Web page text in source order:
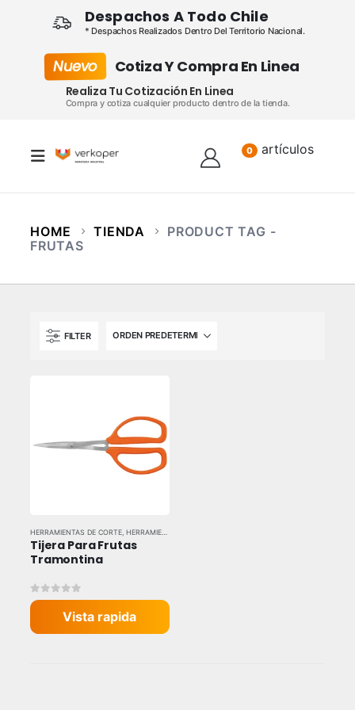
Despachos A Todo Chile
* Despachos Realizados Dentro Del Territorio Nacional.
Nuevo Cotiza Y Compra En Linea
Realiza Tu Cotización En Linea
Compra y cotiza cualquier producto dentro de la tienda.
0 artículos
HOME TIENDA
PRODUCT TAG -
FRUTAS
FILTER
HERRAMIENTAS DE CORTE, HERRAMIENTAS MANUALES
Tijera Para Frutas
Tramontina
0out of 5
Vista rapida